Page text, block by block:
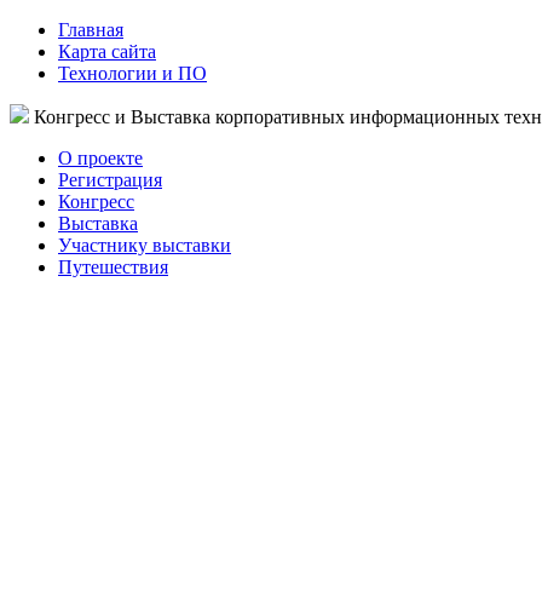
Главная
Карта сайта
Технологии и ПО
Конгресс и Выставка корпоративных информационных
О проекте
Регистрация
Конгресс
Выставка
Участнику выставки
Путешествия